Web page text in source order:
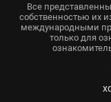
Все
собственностью их
международными
только для